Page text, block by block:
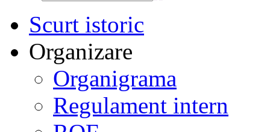
Scurt istoric
Organizare
Organigrama
Regulament intern